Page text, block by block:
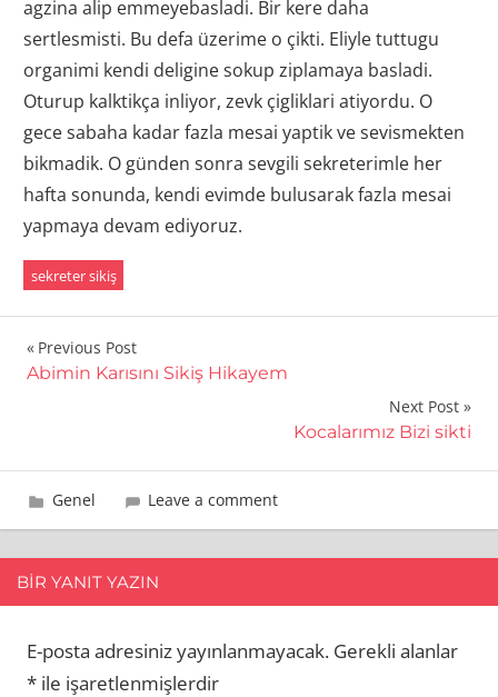
agzina alip emmeyebasladi. Bir kere daha
sertlesmisti. Bu defa üzerime o çikti. Eliyle tuttugu
organimi kendi deligine sokup ziplamaya basladi.
Oturup kalktikça inliyor, zevk çigliklari atiyordu. O
gece sabaha kadar fazla mesai yaptik ve sevismekten
bikmadik. O günden sonra sevgili sekreterimle her
hafta sonunda, kendi evimde bulusarak fazla mesai
yapmaya devam ediyoruz.
sekreter sikiş
Yazı
Previous Post
Abimin Karısını Sikiş Hikayem
Next Post
Kocalarımız Bizi sikti
3 Eylül 2013
admin
Genel Leave a comment
BIR YANIT YAZIN
E-posta adresiniz yayınlanmayacak. Gerekli alanlar
* ile işaretlenmişlerdir